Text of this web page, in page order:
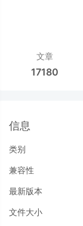
文章
17180
信息
类别
兼容性
最新版本
文件大小